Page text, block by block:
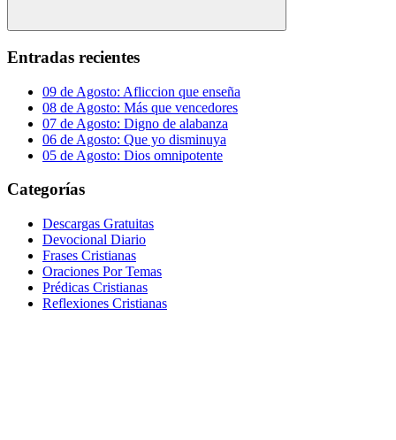
Buscar
Entradas recientes
09 de Agosto: Afliccion que enseña
08 de Agosto: Más que vencedores
07 de Agosto: Digno de alabanza
06 de Agosto: Que yo disminuya
05 de Agosto: Dios omnipotente
Categorías
Descargas Gratuitas
Devocional Diario
Frases Cristianas
Oraciones Por Temas
Prédicas Cristianas
Reflexiones Cristianas